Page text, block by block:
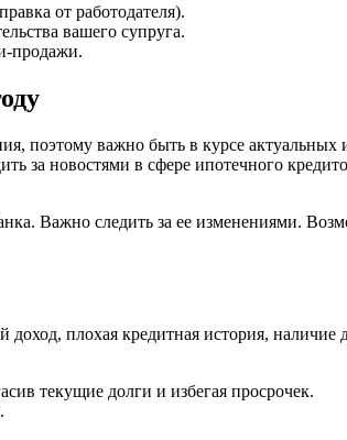
от работодателя).
вашего супруга.
продажи.
поэтому важно быть в курсе
новостями в сфере ипотечного
Важно следить за ее изменениями.
плохая кредитная история, наличие
текущие долги и избегая просрочек.